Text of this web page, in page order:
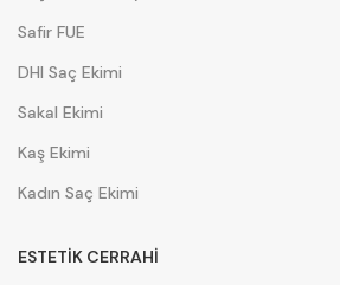
Safir FUE
DHI Saç Ekimi
Sakal Ekimi
Kaş Ekimi
Kadın Saç Ekimi
ESTETİK CERRAHİ